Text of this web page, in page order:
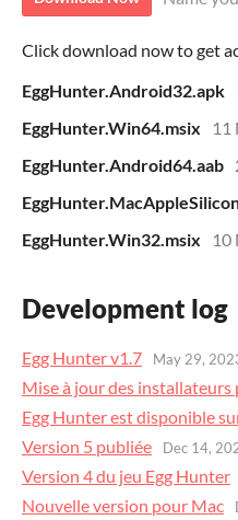
Click download now to get
EggHunter.Android32.apk
EggHunter.Win64.msix
11
EggHunter.Android64.aab
EggHunter.Win32.msix
10
Development log
Egg Hunter v1.7 May 29,
Mise à jour des
Egg Hunter est disponible
Version 5 publiée Dec 14,
Version 4 du jeu Egg Hunter
Nouvelle version pour Mac